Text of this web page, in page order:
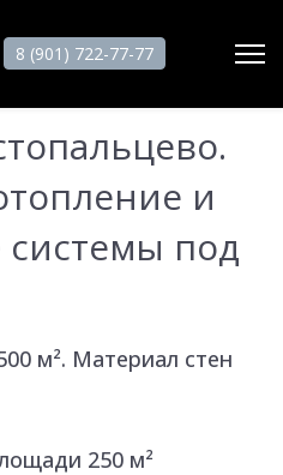
8 (901) 722-77-77
и
под
м². Материал стен
250 м²
Поиск
Главная
">